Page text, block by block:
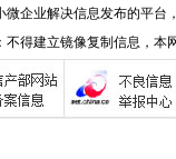
微企业解决信息发布的平
不得建立镜像复制信息，本